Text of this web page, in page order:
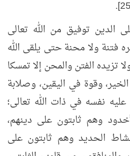
الدين توفيق من الله تعالى
فتنة ولا محنة حتى يلقى الله
تزيده الفتن والمحن إلا تمسكا
وقوة في اليقين، وصلابة
نفسه في ذات الله تعالى؛
وهم ثابتون على دينهم،
الحديد وهم ثابتون على